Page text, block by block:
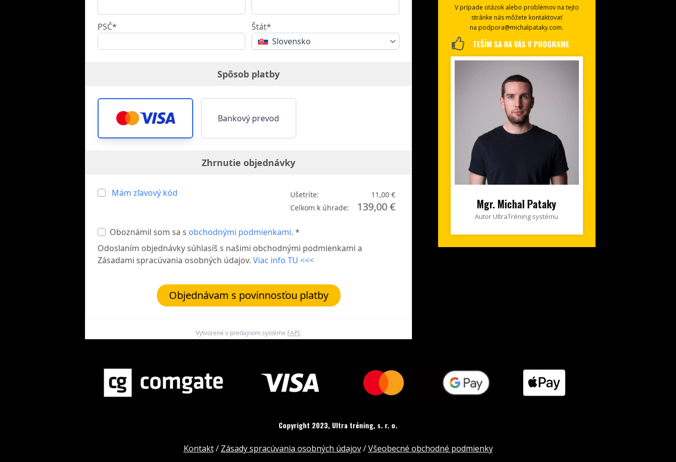
PSČ*
Štát*
Slovensko
Spôsob platby
Bankový prevod
Zhrnutie objednávky
Mám zľavový kód Ušetríte:
11,00 €
Celkom k úhrade:
139,00 €
Oboznámil som sa s obchodnými podmienkami. *
Odoslaním objednávky súhlasíš s našimi obchodnými podmienkami a
Zásadami spracúvania osobných údajov.Viac info TU <<<
Objednávam s povinnosťou platby
Vytvorené v predajnom systéme FAPI.
V prípade otázok alebo problémov na tejto
stránke nás môžete kontaktovať
na podpora@michalpataky.com.
TEŠÍM SA NA VÁS V PROGRAME
Mgr. Michal Pataky
Autor UltraTréning systému
Copyright 2023, Ultra tréning, s. r. o.
Kontakt/ Zásady spracúvania osobných údajov/Všeobecné obchodné podmienky